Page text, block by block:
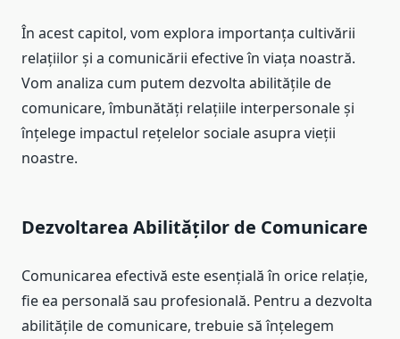
În acest capitol, vom explora importanța cultivării
relațiilor și a comunicării efective în viața noastră.
Vom analiza cum putem dezvolta abilitățile de
comunicare, îmbunătăți relațiile interpersonale și
înțelege impactul rețelelor sociale asupra vieții
noastre.
Dezvoltarea Abilităților de Comunicare
Comunicarea efectivă este esențială în orice relație,
fie ea personală sau profesională. Pentru a dezvolta
abilitățile de comunicare, trebuie să înțelegem